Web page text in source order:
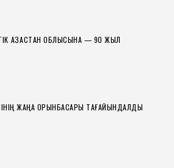
ҚАЗАҚСТАН ОБЛЫСЫНА — 90 ЖЫЛ
ЖАҢА ОРЫНБАСАРЫ ТАҒАЙЫНДАЛДЫ